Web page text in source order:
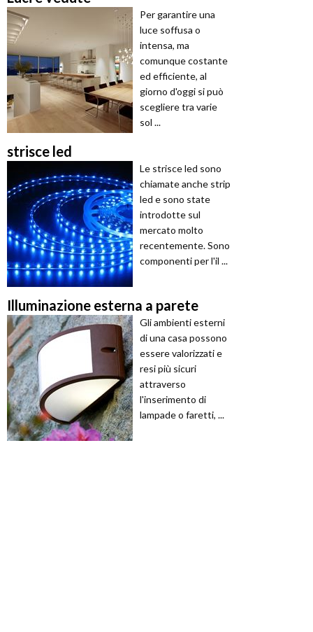
Per garantire una
luce soffusa o
intensa, ma
comunque costante
ed efficiente, al
giorno d'oggi si può
scegliere tra varie
sol ...
strisce led
Le strisce led sono
chiamate anche strip
led e sono state
introdotte sul
mercato molto
recentemente. Sono
componenti per l'il ...
Illuminazione esterna a parete
Gli ambienti esterni
di una casa possono
essere valorizzati e
resi più sicuri
attraverso
l'inserimento di
lampade o faretti, ...